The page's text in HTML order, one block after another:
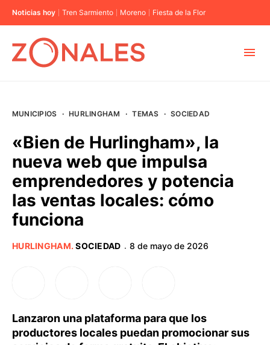
Noticias hoy Tren Sarmiento Moreno Fiesta de la Flor
BUENOS AIRES
PROVINCIAS
MUNICIPIOS · HURLINGHAM · TEMAS · SOCIEDAD
«Bien de Hurlingham», la
nueva web que impulsa
emprendedores y potencia
las ventas locales: cómo
funciona
HURLINGHAM.SOCIEDAD · 8 de mayo de 2026
Lanzaron una plataforma para que los
productores locales puedan promocionar sus